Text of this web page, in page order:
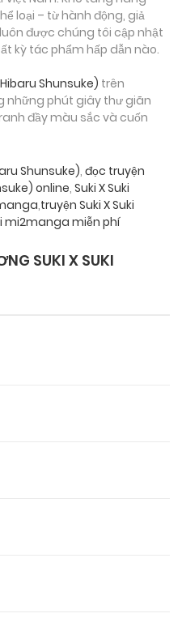
loại – từ hành động, giả
được chúng tôi cập nhật
kỳ tác phẩm hấp dẫn nào.
Shunsuke) trên
những phút giây thư giãn
đầy màu sắc và cuốn
Shunsuke), đọc truyện
online, Suki X Suki
,truyện Suki X Suki
mi2manga miễn phí
SUKI X SUKI